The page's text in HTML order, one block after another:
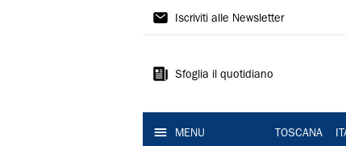
Il
Iscriviti alle Newsletter
Sfoglia il quotidiano
MENU TOSCANA